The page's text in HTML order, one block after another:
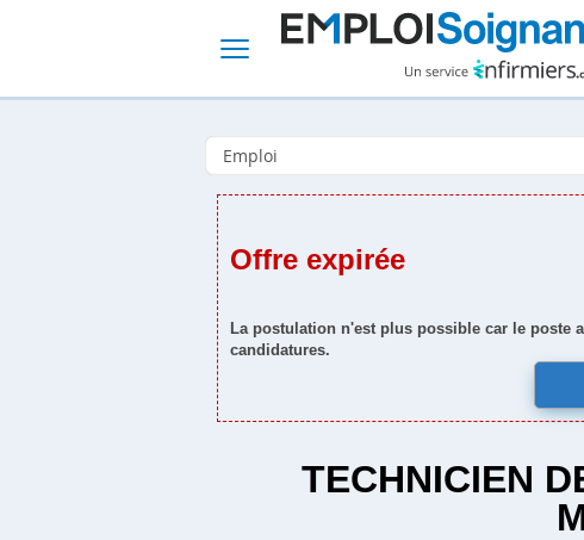
Offre expirée
La postulation n'est plus possible car le poste
candidatures.
TECHNICIEN